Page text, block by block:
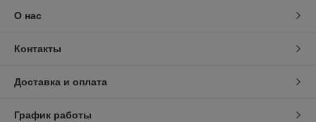
О нас
Контакты
Доставка и оплата
График работы